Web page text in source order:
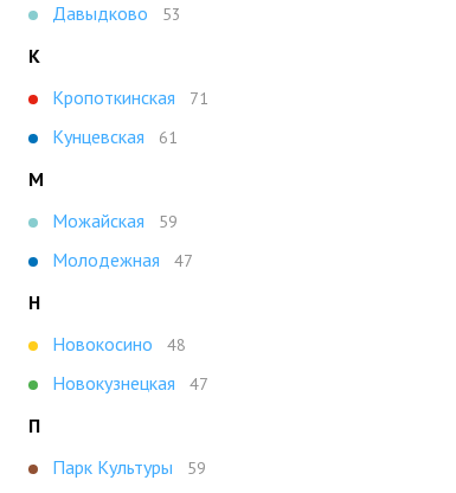
Давыдково
53
К
Кропоткинская
71
Кунцевская 61
М
Можайская
59
Молодежная 47
Н
Новокосино
48
Новокузнецкая 47
П
Парк Культуры
59